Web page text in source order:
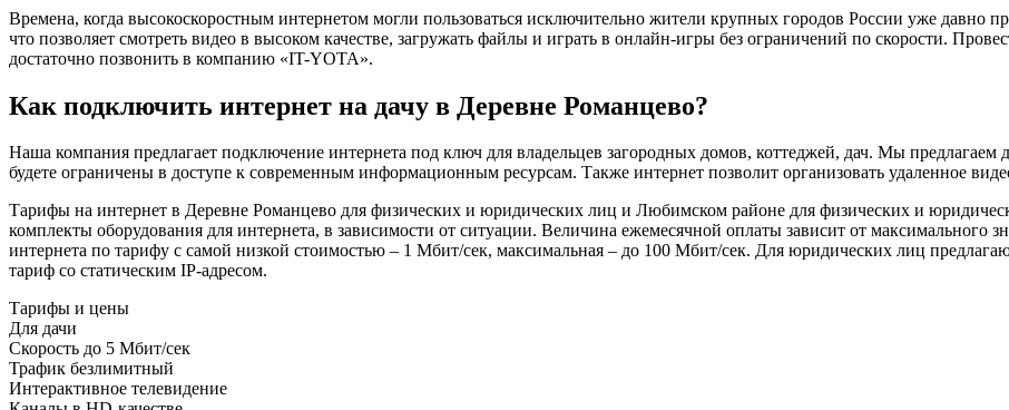
Времена, когда высокоскоростным интернетом могли пользоваться исключительно жители крупных городов России уже давно
что позволяет смотреть видео в высоком качестве, загружать файлы и играть в онлайн-игры без ограничений по скорости.
достаточно позвонить в компанию «IT-YOTA».
Как подключить интернет на дачу в Деревне Романцево?
Наша компания предлагает подключение интернета под ключ для владельцев загородных домов, коттеджей, дач. Мы
будете ограничены в доступе к современным информационным ресурсам. Также интернет позволит организовать удаленное
Тарифы на интернет в Деревне Романцево для физических и юридических лиц и Любимском районе для физических и
комплекты оборудования для интернета, в зависимости от ситуации. Величина ежемесячной оплаты зависит от максимального
интернета по тарифу с самой низкой стоимостью – 1 Мбит/сек, максимальная – до 100 Мбит/сек. Для юридических лиц
тариф со статическим IP-адресом.
Тарифы и цены
Для дачи
Скорость до 5 Мбит/сек
Трафик безлимитный
Интерактивное телевидение